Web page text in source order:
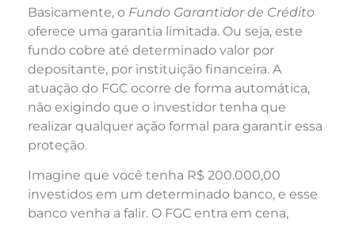
Basicamente, o Fundo Garantidor de Crédito
oferece uma garantia limitada. Ou seja, este
fundo cobre até determinado valor por
depositante, por instituição financeira. A
atuação do FGC ocorre de forma automática,
não exigindo que o investidor tenha que
realizar qualquer ação formal para garantir essa
proteção.
Imagine que você tenha R$ 200.000,00
investidos em um determinado banco, e esse
banco venha a falir. O FGC entra em cena,